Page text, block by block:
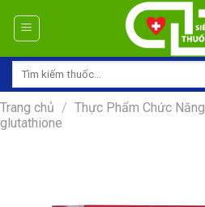
Tìm
Trang chủ / Thực Phẩm Chức Năng
glutathione